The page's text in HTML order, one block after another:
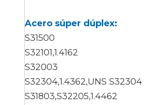
Acero súper dúplex:
S31500
S32101,1.4162
S32003
S32304,1.4362,UNS S32304
S31803,S32205,1.4462